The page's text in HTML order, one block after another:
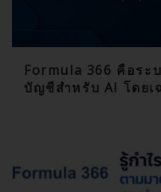
Formula 366 คือระ
บัญชีสำหรับ AI โดยเ